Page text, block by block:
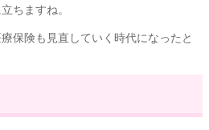
ちますね。
保険も見直していく時代になったと